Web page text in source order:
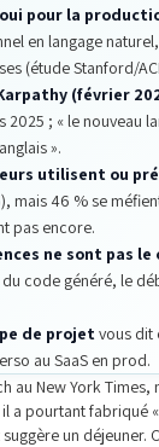
pour la
en langage
(étude Stanford/
(février
2025 ; « le nouveau
».
utilisent ou
mais 46 % se
pas encore.
ne sont pas le
code généré, le
de projetvous dit
au SaaS en prod.
au New York
a pourtant fabriqué
un déjeuner.